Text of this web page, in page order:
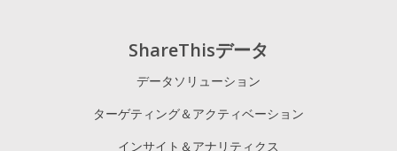
ShareThisデータ
データソリューション
ターゲティング＆アクティベーション
インサイト＆アナリティクス